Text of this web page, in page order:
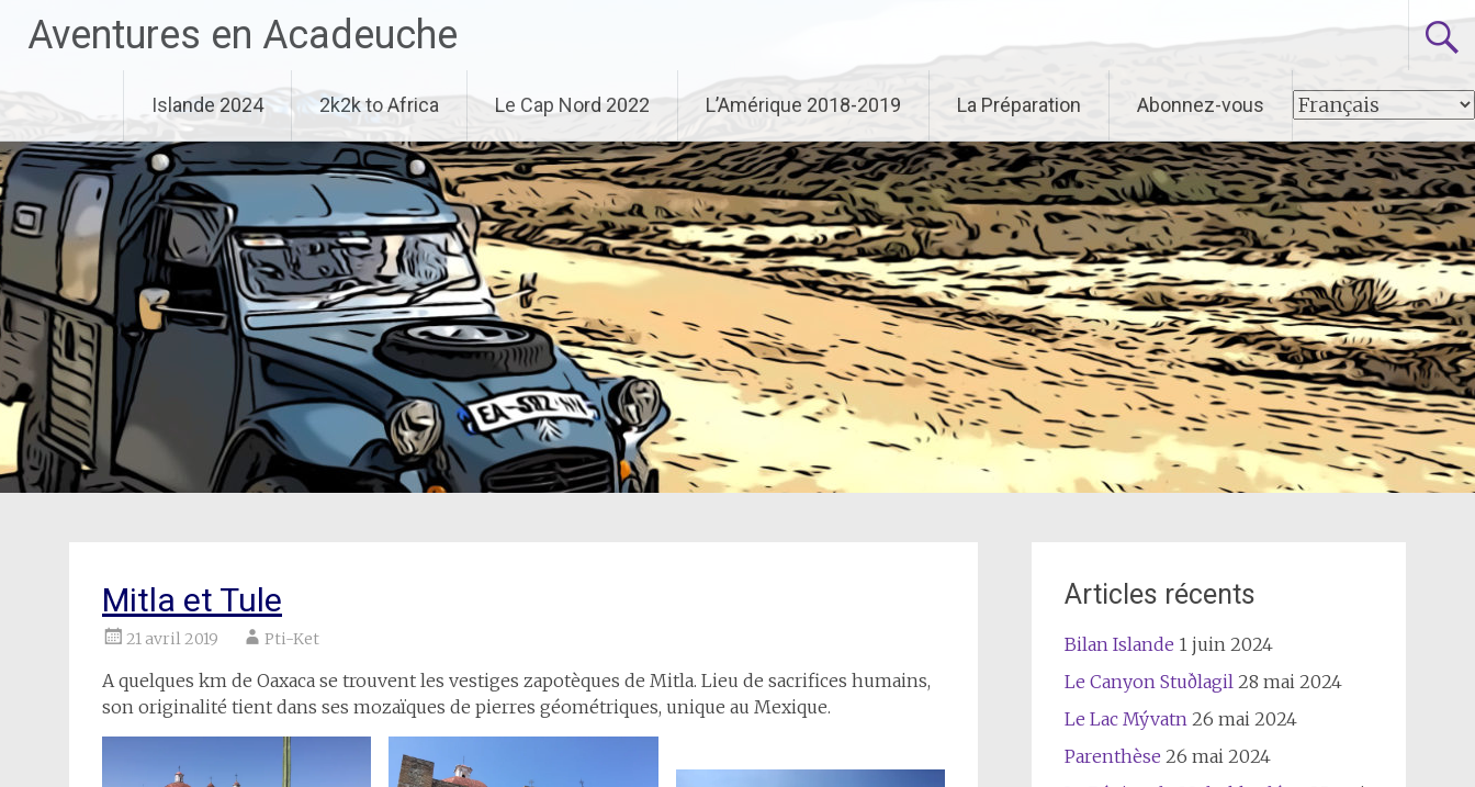
principal
Aventures en Acadeuche
Islande 2024 2k2k to Africa Le Cap Nord 2022 L’Amérique 2018-2019 La Préparation Abonnez-vous
Mitla et Tule
21 avril 2019 Pti-Ket
A quelques km de Oaxaca se trouvent les vestiges zapotèques de Mitla. Lieu de sacrifices humains,
son originalité tient dans ses mozaïques de pierres géométriques, unique au Mexique.
Articles récents
Bilan Islande 1 juin 2024
Le Canyon Stuðlagil 28 mai 2024
Le Lac Mývatn 26 mai 2024
Parenthèse 26 mai 2024